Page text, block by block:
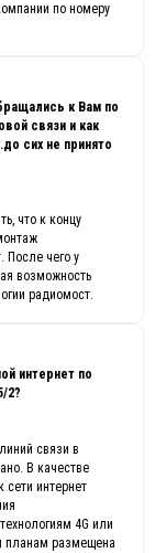
по номеру
к Вам по
связи и как
сих не принято
что к концу
После чего у
возможность
радиомост.
интернет по
2?
связи в
В качестве
сети интернет
4G или
планам размещена